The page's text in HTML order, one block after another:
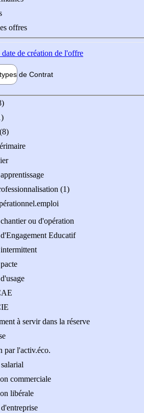
offres
de création de l'offre
de Contrat
(1)
ou d'opération
Educatif
à servir dans la réserve
par l'activ.éco.
commerciale
libérale